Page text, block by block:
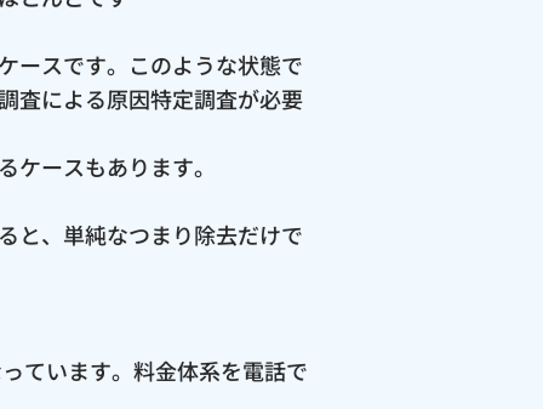
ースです。このような状態で
査による原因特定調査が必要
ースもあります。
と、単純なつまり除去だけで
ています。料金体系を電話で